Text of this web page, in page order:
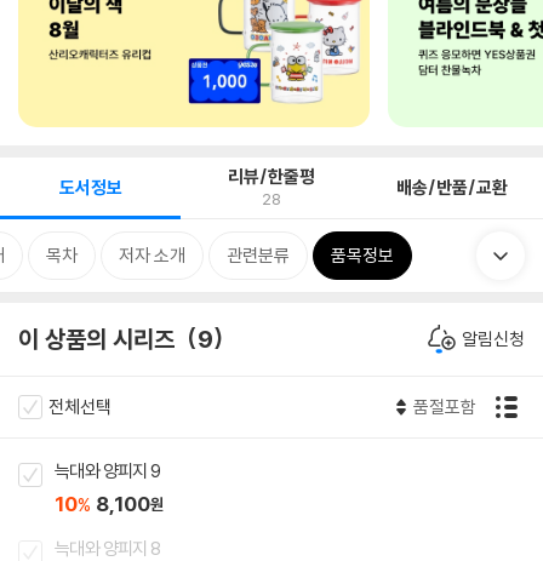
도서정보 리뷰/한줄평
28 배송/반품/교환
목차 저자 소개 관련분류 품목정보
이 상품의 시리즈 9 알림신청
전체선택 품절포함
늑대와 양피지 9
10% 8,100원
늑대와 양피지 8